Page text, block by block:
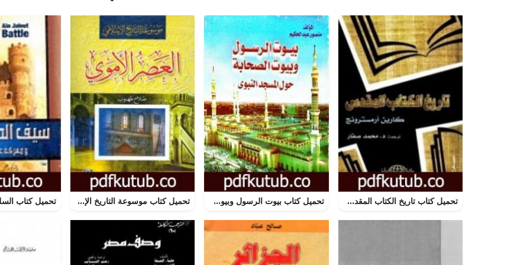
تحميل كتاب تاريخ الكتاب المقدس PDF تأليف كارين أرمسترونغ مجانا [كامل] تحميل كتاب بيوت الرسول وبيوت الصحابة حول المسجد النبوي PDF تأليف منصور عبد الحكيم مجانا [كامل] تحميل كتاب موسوعة التاريخ الإسلامي – العصر الأموي PDF تأليف صلاح طهبوب مجانا [كامل]